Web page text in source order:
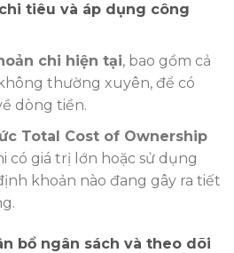
tiêu và áp dụng công
chi hiện tại, bao gồm cả
thường xuyên, để có
dòng tiền.
Total Cost of Ownership
có giá trị lớn hoặc sử dụng
khoản nào đang gây ra tiết
bổ ngân sách và theo dõi